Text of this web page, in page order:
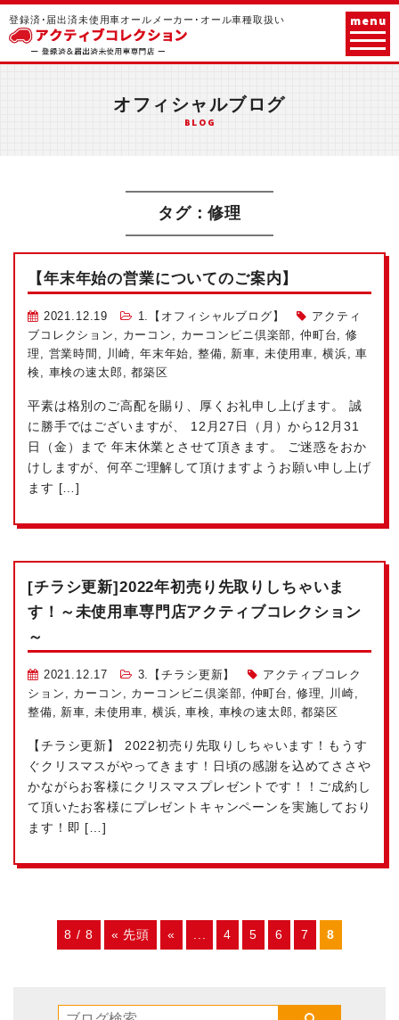
登録済･届出済未使用車オールメーカー･オール車種取扱い menu
オフィシャルブログ
BLOG
タグ：修理
【年末年始の営業についてのご案内】
2021.12.19 1.【オフィシャルブログ】
アクティ
ブコレクション
カーコン カーコンビニ倶楽部 仲町台 ,修
理
営業時間 川崎 年末年始 ,整備 新車 未使用車 横浜 ,車
検
車検の速太郎 ,都築区
平素は格別のご高配を賜り、厚くお礼申し上げます。 誠
に勝手ではございますが、 12月27日（月）から12月31
日（金）まで 年末休業とさせて頂きます。 ご迷惑をおか
けしますが、何卒ご理解して頂けますようお願い申し上げ
ます […]
[チラシ更新]2022年初売り先取りしちゃいま
す！～未使用車専門店アクティブコレクション
～
2021.12.17 3.【チラシ更新】
アクティブコレク
ション
カーコン カーコンビニ倶楽部 仲町台 修理 川崎
整備
新車 未使用車 横浜 ,車検 車検の速太郎 ,都築区
【チラシ更新】 2022初売り先取りしちゃいます！もうす
ぐクリスマスがやってきます！日頃の感謝を込めてささや
かながらお客様にクリスマスプレゼントです！！ご成約し
て頂いたお客様にプレゼントキャンペーンを実施しており
ます！即 […]
8 / 8 « 先頭 « 4 5 6 7 8